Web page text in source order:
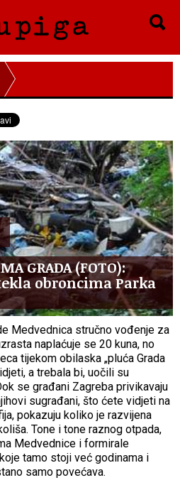
GRADA (FOTO):
obroncima Parka
Medvednica stručno vođenje za
naplaćuje se 20 kuna, no
tijekom obilaska „pluća Grada
a trebala bi, uočili su
se građani Zagreba privikavaju
sugrađani, što ćete vidjeti na
pokazuju koliko je razvijena
Tone i tone raznog otpada,
Medvednice i formirale
tamo stoji već godinama i
samo povećava.